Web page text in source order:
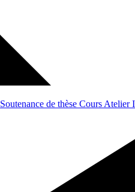
Soutenance de thèse Cours Atelier